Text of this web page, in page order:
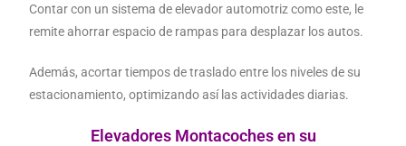
Contar con un sistema de elevador automotriz como este, le
remite ahorrar espacio de rampas para desplazar los autos.
Además, acortar tiempos de traslado entre los niveles de su
estacionamiento, optimizando así las actividades diarias.
Elevadores Montacoches en su